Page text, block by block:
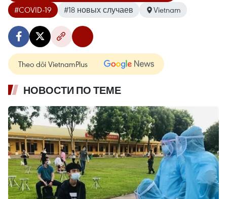
#COVID-19
#18 новых случаев Vietnam
Theo dõi VietnamPlus
НОВОСТИ ПО ТЕМЕ